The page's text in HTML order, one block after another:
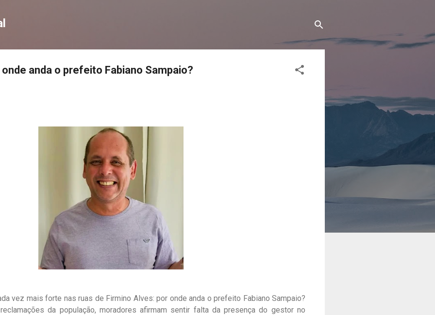
anda o prefeito Fabiano Sampaio?
vez mais forte nas ruas de Firmino Alves: por onde anda o prefeito Fabiano Sampaio?
da população, moradores afirmam sentir falta da presença do gestor no